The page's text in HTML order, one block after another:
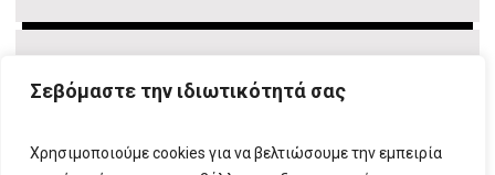
Σεβόμαστε την ιδιωτικότητά σας
Χρησιμοποιούμε cookies για να βελτιώσουμε την εμπειρία